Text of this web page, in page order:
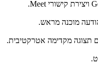
מוכנה מראש.